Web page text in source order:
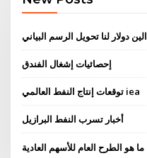
الين دولار لنا تحويل الرسم البياني
إحصائيات إشغال الفندق
توقعات إنتاج النفط العالمي iea
أخبار تسرب النفط البرازيل
ما هو الطرح العام للأسهم العادية